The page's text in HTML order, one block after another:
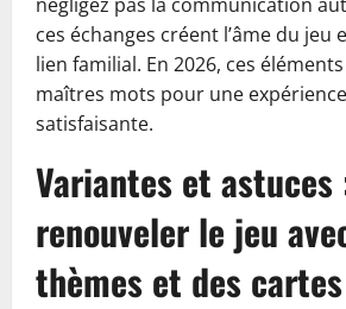
ces échanges créent l’âme du jeu
lien familial. En 2026, ces
maîtres mots pour une
satisfaisante.
Variantes et astuces
renouveler le jeu
thèmes et des cartes